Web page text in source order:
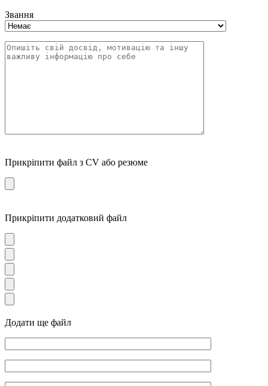
Звання
Прикріпити файл з CV або резюме
Прикріпити додатковий файл
Додати ще файл